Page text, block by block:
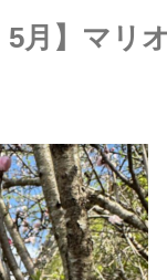
5月】マ